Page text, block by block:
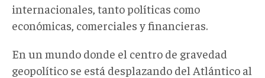
internacionales, tanto políticas como
económicas, comerciales y financieras.
En un mundo donde el centro de gravedad
geopolítico se está desplazando del Atlántico al